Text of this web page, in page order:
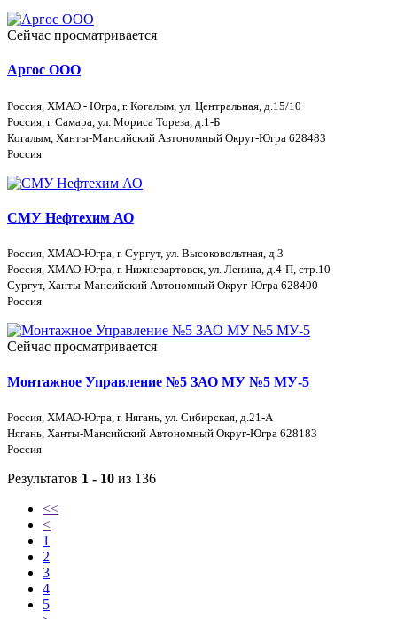
Сейчас просматривается
Аргос ООО
Россия, ХМАО - Югра, г. Когалым, ул. Центральная, д.15/10
Россия, г. Самара, ул. Мориса Тореза, д.1-Б
Когалым, Ханты-Мансийский Автономный Округ-Югра 628483
Россия
СМУ Нефтехим АО
Россия, ХМАО-Югра, г. Сургут, ул. Высоковольтная, д.3
Россия, ХМАО-Югра, г. Нижневартовск, ул. Ленина, д.4-П, стр.10
Сургут, Ханты-Мансийский Автономный Округ-Югра 628400
Россия
Сейчас просматривается
Монтажное Управление №5 ЗАО МУ №5 МУ-5
Россия, ХМАО-Югра, г. Нягань, ул. Сибирская, д.21-А
Нягань, Ханты-Мансийский Автономный Округ-Югра 628183
Россия
Результатов 1 - 10 из 136
<<
<
1
2
3
4
5